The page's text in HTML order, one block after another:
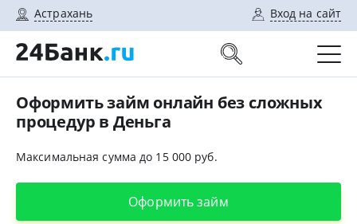
Астрахань Вход на сайт
Оформить займ онлайн без сложных
процедур в Деньга
Максимальная сумма до 15 000 руб.
Оформить займ